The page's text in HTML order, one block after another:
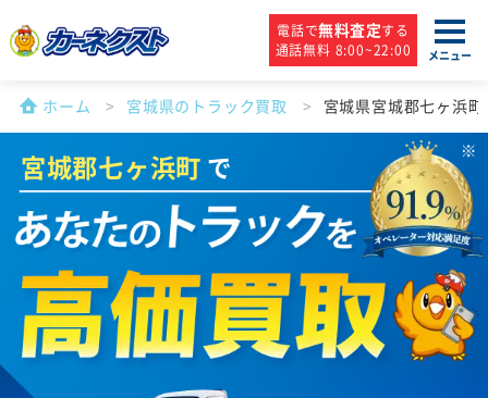
電話で無料査定する
通話無料 8:00~22:00
メニュー
ホーム 宮城県のトラック買取 宮城県宮城郡七ヶ浜
宮城郡七ヶ浜町 で